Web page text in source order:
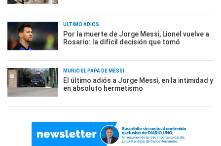
ÚLTIMO ADIÓS
Por la muerte de Jorge Messi, Lionel vuelve a
Rosario: la difícil decisión que tomó
MURIÓ EL PAPÁ DE MESSI
El último adiós a Jorge Messi, en la intimidad y
en absoluto hermetismo